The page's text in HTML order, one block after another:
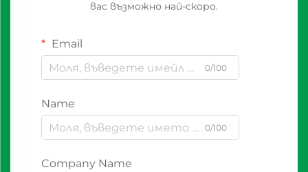
вас възможно най-скоро.
Email
0/100
Name
0/100
Company Name